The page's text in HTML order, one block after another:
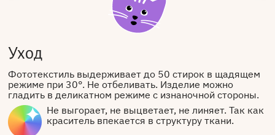
Уход
Фототекстиль выдерживает до 50 стирок в щадящем
режиме при 30°. Не отбеливать. Изделие можно
гладить в деликатном режиме с изнаночной стороны.
Не выгорает, не выцветает, не линяет. Так как
краситель впекается в структуру ткани.